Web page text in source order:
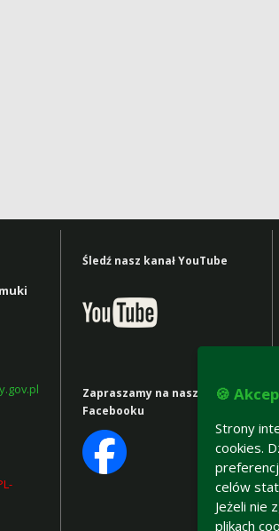
Śledź nasz kanał YouTube
Zapraszamy na nasz
profil na
Facebooku
🍪
Strony
cookies.
celów
Jeżeli nie
plikach